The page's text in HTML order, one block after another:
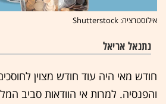
אילוסטרציה: Shutterstock
נתנאל אריאל
חודש מאי היה עוד חודש מצוין
והפנסיה. למרות אי הוודאות סביב